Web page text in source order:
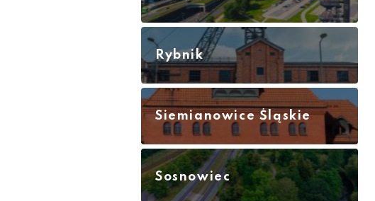
Rybnik
Siemianowice Śląskie
Sosnowiec